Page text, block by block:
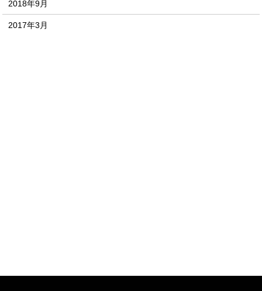
2018年9月
2017年3月